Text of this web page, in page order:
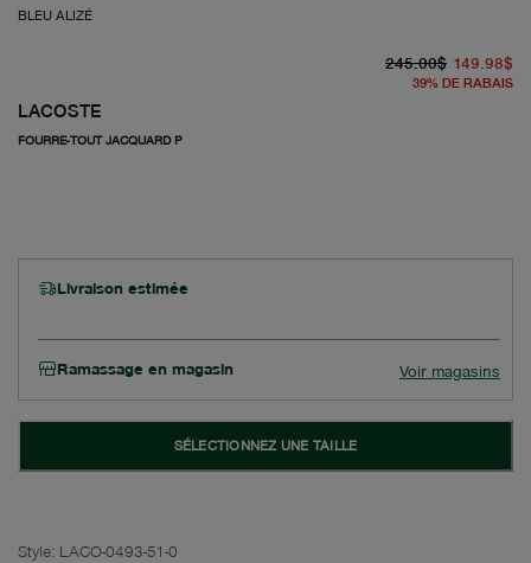
BLEU ALIZÉ
LACOSTE
FOURRE-TOUT JACQUARD P
245.00$ 149.98$
39% DE RABAIS
Livraison estimée
Ramassage en magasin Voir magasins
SÉLECTIONNEZ UNE TAILLE
Style: LACO-0493-51-0